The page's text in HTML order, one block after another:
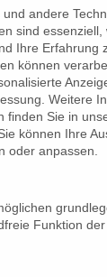
Icestorm
für den
andere
sind
Ihre Erfahrung
können
Weitere
finden Sie in
können Ihre
oder anpassen.
Funktion